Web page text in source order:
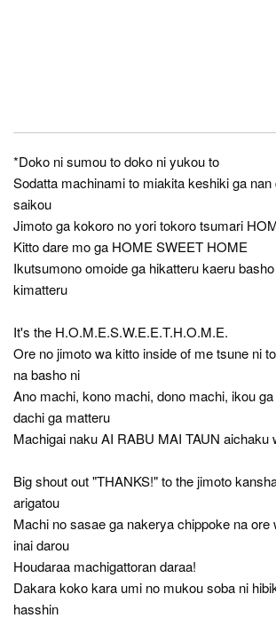
*Doko ni sumou to doko ni yukou to
Sodatta machinami to miakita keshiki ga
saikou
Jimoto ga kokoro no yori tokoro tsumari
Kitto dare mo ga HOME SWEET HOME
Ikutsumono omoide ga hikatteru kaeru
kimatteru
It's the H.O.M.E.S.W.E.E.T.H.O.M.E.
Ore no jimoto wa kitto inside of me tsune ni
na basho ni
Ano machi, kono machi, dono machi, ikou
dachi ga matteru
Machigai naku AI RABU MAI TAUN aichaku
Big shout out "THANKS!" to the jimoto
arigatou
Machi no sasae ga nakerya chippoke na ore
inai darou
Houdaraa machigattoran daraa!
Dakara koko kara umi no mukou soba ni
hasshin